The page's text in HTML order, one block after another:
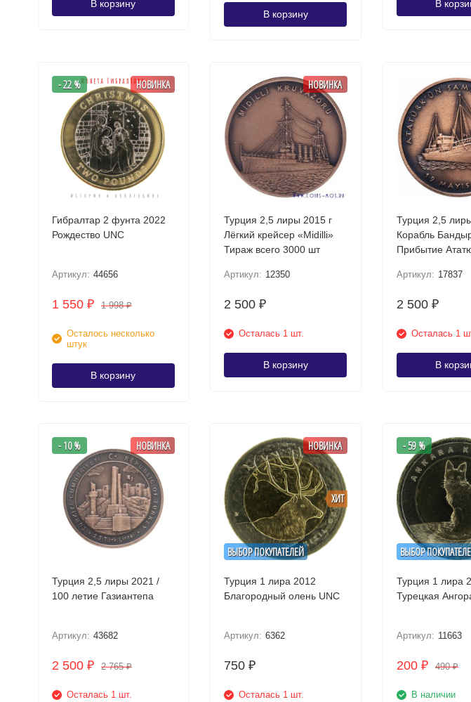
В корзину
В корзину
В
- 22 % НОВИНКА
Гибралтар 2 фунта 2022
Рождество UNC
Артикул: 44656
1 550 ₽ 1 998₽
Осталось несколько
штук
В корзину
НОВИНКА
Турция 2,5 лиры 2015 г
Лёгкий крейсер «Midilli»
Тираж всего 3000 шт
Артикул: 12350
2 500 ₽
Осталась 1 шт.
В корзину
Турция 2,5
Корабль
Прибытие
Артикул: 17837
2 500 ₽
Осталась 1
В
- 10 % НОВИНКА
Турция 2,5 лиры 2021 /
100 летие Газиантепа
Артикул: 43682
2 500 ₽ 2 765₽
Осталась 1 шт.
ВЫБОР ПОКУПАТЕЛЕЙ
ХИТ
НОВИНКА
Турция 1 лира 2012
Благородный олень UNC
Артикул: 6362
750 ₽
Осталась 1 шт.
ВЫБОР
- 59 %
Турция 1 лира
Артикул: 11663
200 ₽ 490₽
В наличии